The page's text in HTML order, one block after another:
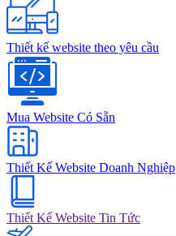
Thiết kế website theo yêu cầu
Mua Website Có Sẵn
Thiết Kế Website Doanh Nghiệp
Thiết Kế Website Tin Tức